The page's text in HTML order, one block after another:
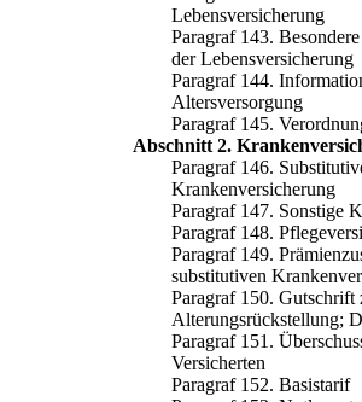
Lebensversicherung
Paragraf 143.
der Lebensversicherung
Paragraf 144.
Altersversorgung
Paragraf 145.
Abschnitt 2.
Paragraf 146.
Krankenversicherung
Paragraf 147. Sonstige
Paragraf 148.
Paragraf 149.
substitutiven
Paragraf 150. Gutschrift
Alterungsrückstellung;
Paragraf 151.
Versicherten
Paragraf 152. Basistarif